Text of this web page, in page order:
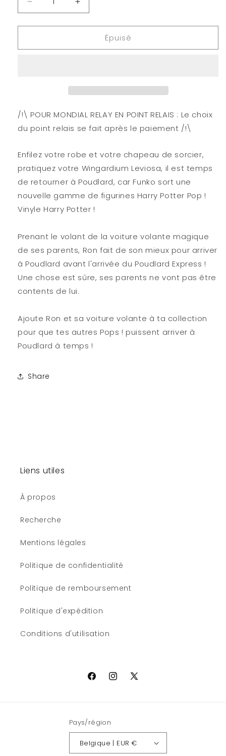
Réduire
la
quantité
HARRY
N°
-
Anniv.
-
Ron
avec
voiture
Augmenter
la
quantité
HARRY
N°
-
Anniv.
-
avec
voiture
Épuisé
/!\ POUR MONDIAL RELAY EN POINT RELAIS : Le choix
du point relais se fait après le paiement /!\
Enfilez votre robe et votre chapeau de sorcier,
pratiquez votre Wingardium Leviosa, il est temps
de retourner à Poudlard, car Funko sort une
nouvelle gamme de figurines Harry Potter Pop !
Vinyle Harry Potter !
Prenant le volant de la voiture volante magique
de ses parents, Ron fait de son mieux pour arriver
à Poudlard avant l'arrivée du Poudlard Express !
Une chose est sûre, ses parents ne vont pas être
contents de lui.
Ajoute Ron et sa voiture volante à ta collection
pour que tes autres Pops ! puissent arriver à
Poudlard à temps !
Share
Liens utiles
À propos
Recherche
Mentions légales
Politique de confidentialité
Politique de remboursement
Politique d'expédition
Conditions d'utilisation
FacebookInstagram
X
Pays/région
Belgique | EUR €